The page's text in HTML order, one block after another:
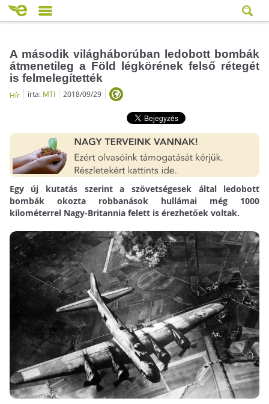
A második világháborúban ledobott bombák
átmenetileg a Föld légkörének felső rétegét
is felmelegítették
Hír írta: MTI 2018/09/29
Egy új kutatás szerint a szövetségesek által ledobott
bombák okozta robbanások hullámai még 1000
kilométerrel Nagy-Britannia felett is érezhetőek voltak.